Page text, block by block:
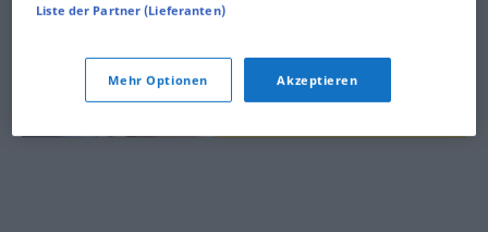
Liste der Partner (Lieferanten)
Mehr Optionen Akzeptieren